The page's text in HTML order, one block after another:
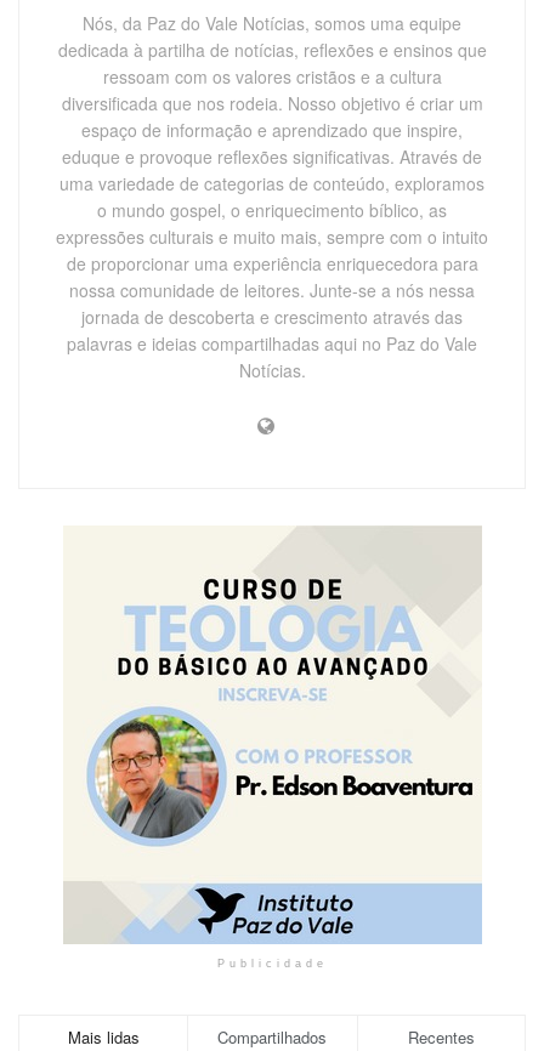
Nós, da Paz do Vale Notícias, somos uma equipe
dedicada à partilha de notícias, reflexões e ensinos que
ressoam com os valores cristãos e a cultura
diversificada que nos rodeia. Nosso objetivo é criar um
espaço de informação e aprendizado que inspire,
eduque e provoque reflexões significativas. Através de
uma variedade de categorias de conteúdo, exploramos
o mundo gospel, o enriquecimento bíblico, as
expressões culturais e muito mais, sempre com o intuito
de proporcionar uma experiência enriquecedora para
nossa comunidade de leitores. Junte-se a nós nessa
jornada de descoberta e crescimento através das
palavras e ideias compartilhadas aqui no Paz do Vale
Notícias.
Publicidade
Mais lidas Compartilhados Recentes